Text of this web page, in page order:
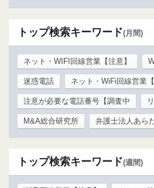
トップ検索キーワード(月間)
ネット・WIFI回線営業【注意】
迷惑電話 ネット・WiFi回線営業
注意が必要な電話番号【調査中
M&A総合研究所 弁護士法人あら
トップ検索キーワード(週間)